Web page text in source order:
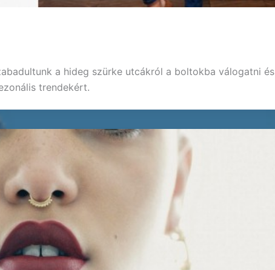
a hideg szürke utcákról a boltokba válogatni és
trendekért.